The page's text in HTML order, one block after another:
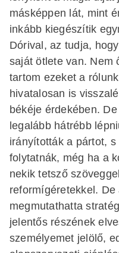
másképpen lát, mint
inkább kiegészítik
Dórival, az tudja,
saját ötlete van.
tartom ezeket a
hivatalosan is
békéje érdekében.
legalább hátrébb
irányították a pártot,
folytatnák, még ha a
nekik tetsző
reformígéretekkel.
megmutathatta
jelentős részének
személyemet jelölő,